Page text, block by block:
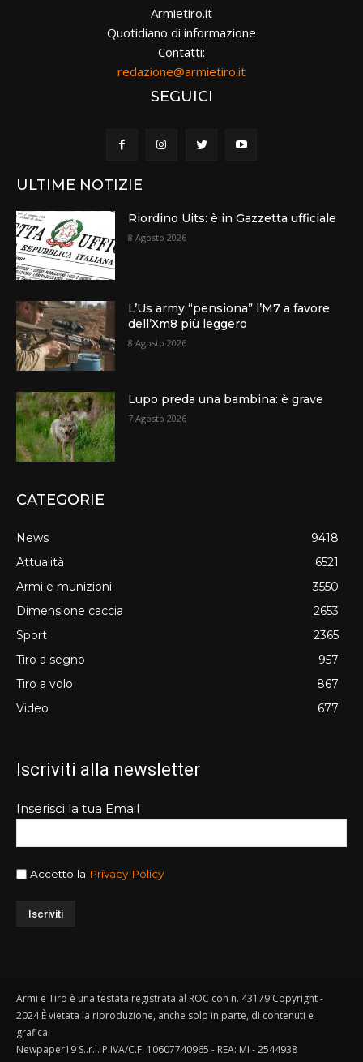
Armietiro.it
Quotidiano di informazione
Contatti:
redazione@armietiro.it
SEGUICI
ULTIME NOTIZIE
Riordino Uits: è in Gazzetta ufficiale
8 Agosto 2026
L’Us army “pensiona” l’M7 a favore
dell’Xm8 più leggero
8 Agosto 2026
Lupo preda una bambina: è grave
7 Agosto 2026
CATEGORIE
News
9418
Attualità
6521
Armi e munizioni
3550
Dimensione caccia
2653
Sport
2365
Tiro a segno
957
Tiro a volo
867
Video
677
Iscriviti alla newsletter
Inserisci la tua Email
Accetto la Privacy Policy
Armi e Tiro è una testata registrata al ROC con n. 43179 Copyright -
2024 È vietata la riproduzione, anche solo in parte, di contenuti e
grafica.
Newpaper19 S..r.l. P.IVA/C.F. 10607740965 - REA: MI - 2544938